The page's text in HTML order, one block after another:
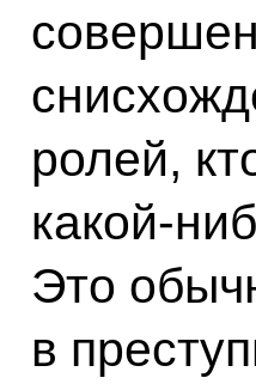
ролей,
Это
в